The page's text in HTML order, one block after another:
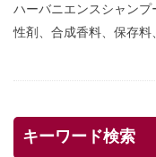
ハーバニエンスシャン
性剤、合成香料、保存
キーワード検索